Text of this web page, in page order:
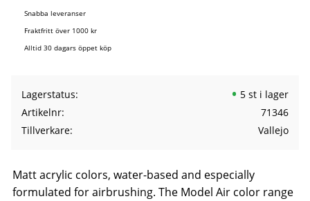
Snabba leveranser
Fraktfritt över 1000 kr
Alltid 30 dagars öppet köp
Lagerstatus
5 st i lager
Artikelnr
71346
Tillverkare
Vallejo
Matt acrylic colors, water-based and especially
formulated for airbrushing. The Model Air color range